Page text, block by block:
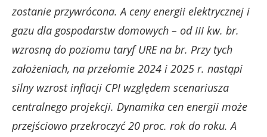
zostanie przywrócona. A ceny energii elektrycznej i
gazu dla gospodarstw domowych – od III kw. br.
wzrosną do poziomu taryf URE na br. Przy tych
założeniach, na przełomie 2024 i 2025 r. nastąpi
silny wzrost inflacji CPI względem scenariusza
centralnego projekcji. Dynamika cen energii może
przejściowo przekroczyć 20 proc. rok do roku. A